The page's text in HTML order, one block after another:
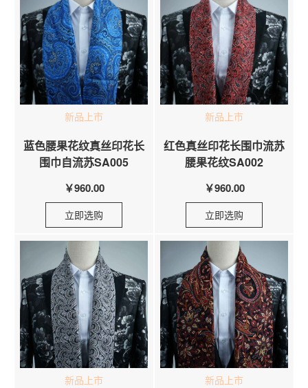
新品上市
蓝色腰果花纹真丝印花长
围巾自流苏SA005
￥960.00
立即选购
新品上市
红色真丝印花长围巾流苏
腰果花纹SA002
￥960.00
立即选购
新品上市 新品上市